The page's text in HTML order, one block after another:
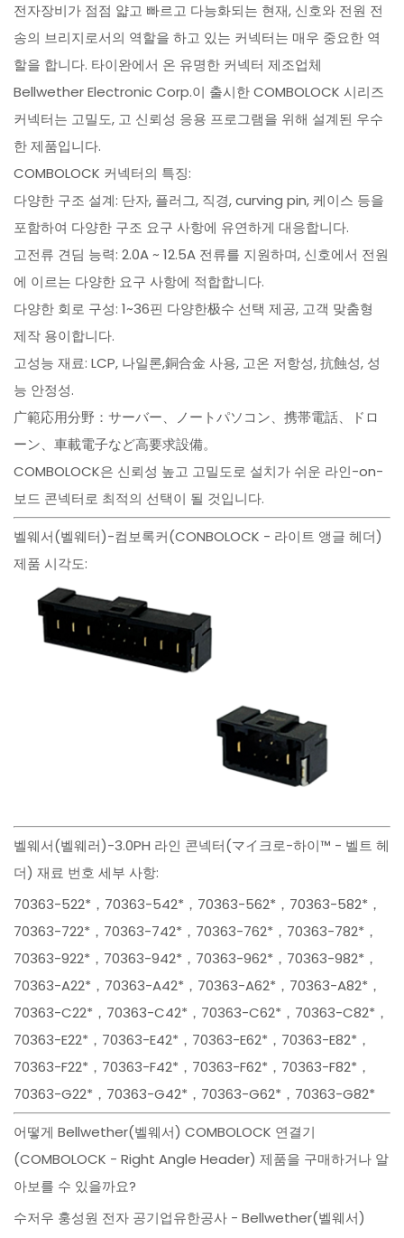
전자장비가 점점 얇고 빠르고 다능화되는 현재, 신호와 전원 전
송의 브리지로서의 역할을 하고 있는 커넥터는 매우 중요한 역
할을 합니다. 타이완에서 온 유명한 커넥터 제조업체
Bellwether Electronic Corp.이 출시한 COMBOLOCK 시리즈
커넥터는 고밀도, 고 신뢰성 응용 프로그램을 위해 설계된 우수
한 제품입니다.
COMBOLOCK 커넥터의 특징:
다양한 구조 설계: 단자, 플러그, 직경, curving pin, 케이스 등을
포함하여 다양한 구조 요구 사항에 유연하게 대응합니다.
고전류 견딤 능력: 2.0A ~ 12.5A 전류를 지원하며, 신호에서 전원
에 이르는 다양한 요구 사항에 적합합니다.
다양한 회로 구성: 1~36핀 다양한极수 선택 제공, 고객 맞춤형
제작 용이합니다.
고성능 재료: LCP, 나일론,銅合金 사용, 고온 저항성, 抗蝕성, 성
능 안정성.
广範応用分野：サーバー、ノートパソコン、携帯電話、ドロ
ーン、車載電子など高要求設備。
COMBOLOCK은 신뢰성 높고 고밀도로 설치가 쉬운 라인-on-
보드 콘넥터로 최적의 선택이 될 것입니다.
벨웨서(벨웨터)-컴보록커(CONBOLOCK - 라이트 앵글 헤더)
제품 시각도:
벨웨서(벨웨러)-3.0PH 라인 콘넥터(マイ크로-하이™ - 벨트 헤
더) 재료 번호 세부 사항:
70363-522*，70363-542*，70363-562*，70363-582*，
70363-722*，70363-742*，70363-762*，70363-782*，
70363-922*，70363-942*，70363-962*，70363-982*，
70363-A22*，70363-A42*，70363-A62*，70363-A82*，
70363-C22*，70363-C42*，70363-C62*，70363-C82*，
70363-E22*，70363-E42*，70363-E62*，70363-E82*，
70363-F22*，70363-F42*，70363-F62*，70363-F82*，
70363-G22*，70363-G42*，70363-G62*，70363-G82*
어떻게 Bellwether(벨웨서) COMBOLOCK 연결기
(COMBOLOCK - Right Angle Header) 제품을 구매하거나 알
아보를 수 있을까요?
수저우 훙성원 전자 공기업유한공사 - Bellwether(벨웨서)